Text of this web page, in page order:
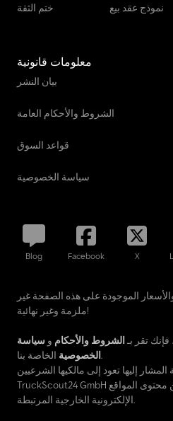
ختم الثقة نموذج عقد بيع
معلومات قانونية
بيان النشر
الشروط والأحكام العامة
قواعد السوق
سياسة الخصوصية
Blog Facebook X
الموجودة على هذه الصفحة غير
ملزمة وغير نهائية!
تقر بـ الشروط والأحكام و سياسة
الخصوصيةالخاصة بنا.
TruckScout24 GmbH لا يتحمل المسؤولية عن محتوى المواقع
الإلكترونية الخارجية المرتبطة.